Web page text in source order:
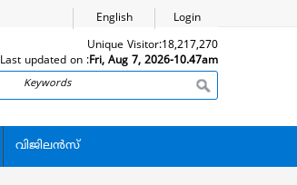
Login
English
Unique Visitor:18,217,270
Last updated on :Fri, Aug 7, 2026-10.47am
Search
വിജിലന്‍സ്